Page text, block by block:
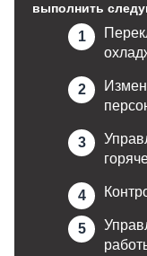
выполнить